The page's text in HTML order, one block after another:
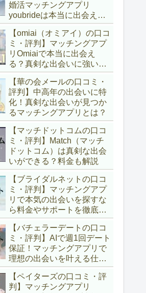
婚活マッチングアプリ
youbrideは本当に出会え
る？
【omiai（オミアイ）の口コ
ミ・評判】マッチングアプ
リOmiaiで本当に出会え
る？真剣な出会いに強い理
由
【華の会メールの口コミ・
評判】中高年の出会いに特
化！真剣な出会いが見つか
るマッチングアプリとは？
【マッチドットコムの口コ
ミ・評判】Match（マッチ
ドットコム）は真剣な出会
いができる？料金も解説
【ブライダルネットの口コ
ミ・評判】マッチングアプ
リで本気の出会いを探すな
ら料金やサポートを徹底解
説
【バチェラーデートの口コ
ミ・評判】AIで週1回デート
保証！マッチングアプリで
理想の出会いを叶える仕組
みと料金を徹底解説
【ペイターズの口コミ・評
判】マッチングアプリ